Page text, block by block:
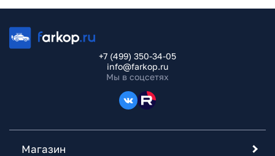
+7 (499) 350-34-05
info@farkop.ru
Мы в соцсетях
Магазин